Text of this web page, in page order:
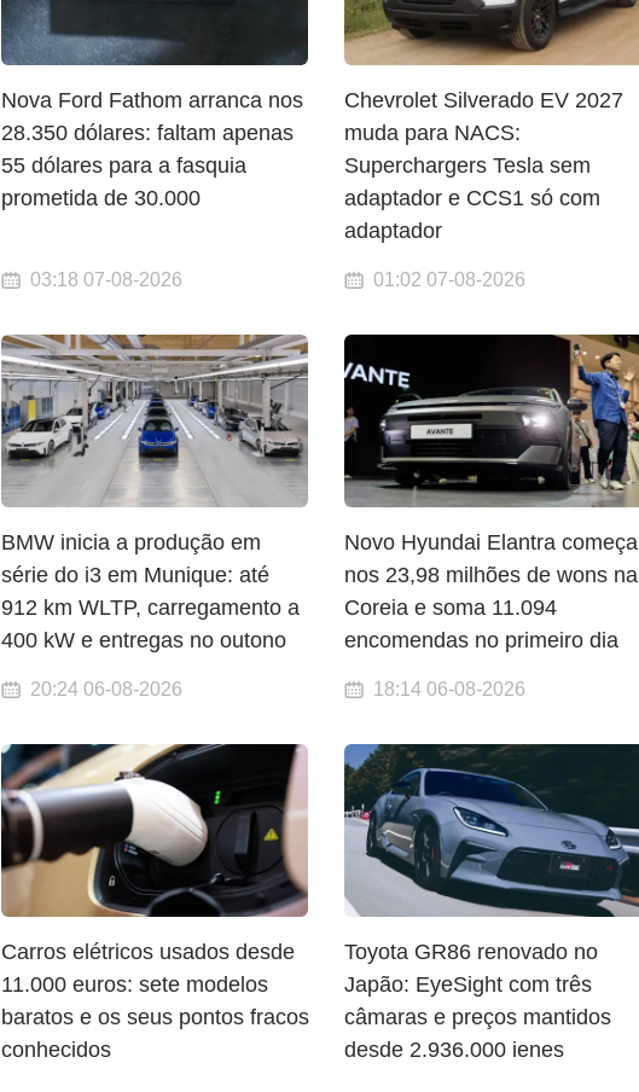
Nova Ford Fathom arranca nos
28.350 dólares: faltam apenas
55 dólares para a fasquia
prometida de 30.000
03:18 07-08-2026
Chevrolet Silverado EV 2027
muda para NACS:
Superchargers Tesla sem
adaptador e CCS1 só com
adaptador
01:02 07-08-2026
BMW inicia a produção em
série do i3 em Munique: até
912 km WLTP, carregamento a
400 kW e entregas no outono
20:24 06-08-2026
Novo Hyundai Elantra começa
nos 23,98 milhões de wons na
Coreia e soma 11.094
encomendas no primeiro dia
18:14 06-08-2026
Carros elétricos usados desde
11.000 euros: sete modelos
baratos e os seus pontos fracos
conhecidos
Toyota GR86 renovado no
Japão: EyeSight com três
câmaras e preços mantidos
desde 2.936.000 ienes